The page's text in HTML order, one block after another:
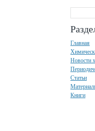
Главная
Новости
Статьи
Книги